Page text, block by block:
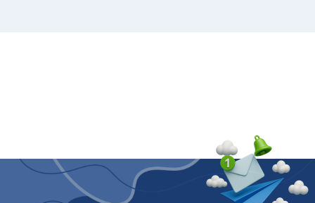
perfezione con qualsiasi casa moderna. La resina
chiara riflette la luce creando un meraviglioso
arcobaleno di colori.